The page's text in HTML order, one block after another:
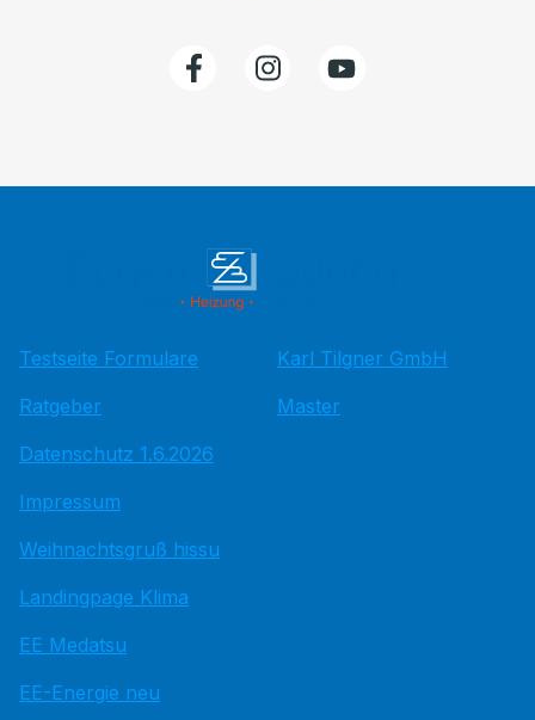
Testseite Formulare
Ratgeber
Datenschutz 1.6.2026
Impressum
Weihnachtsgruß hissu
Landingpage Klima
EE Medatsu
EE-Energie neu
Karl Tilgner GmbH
Master